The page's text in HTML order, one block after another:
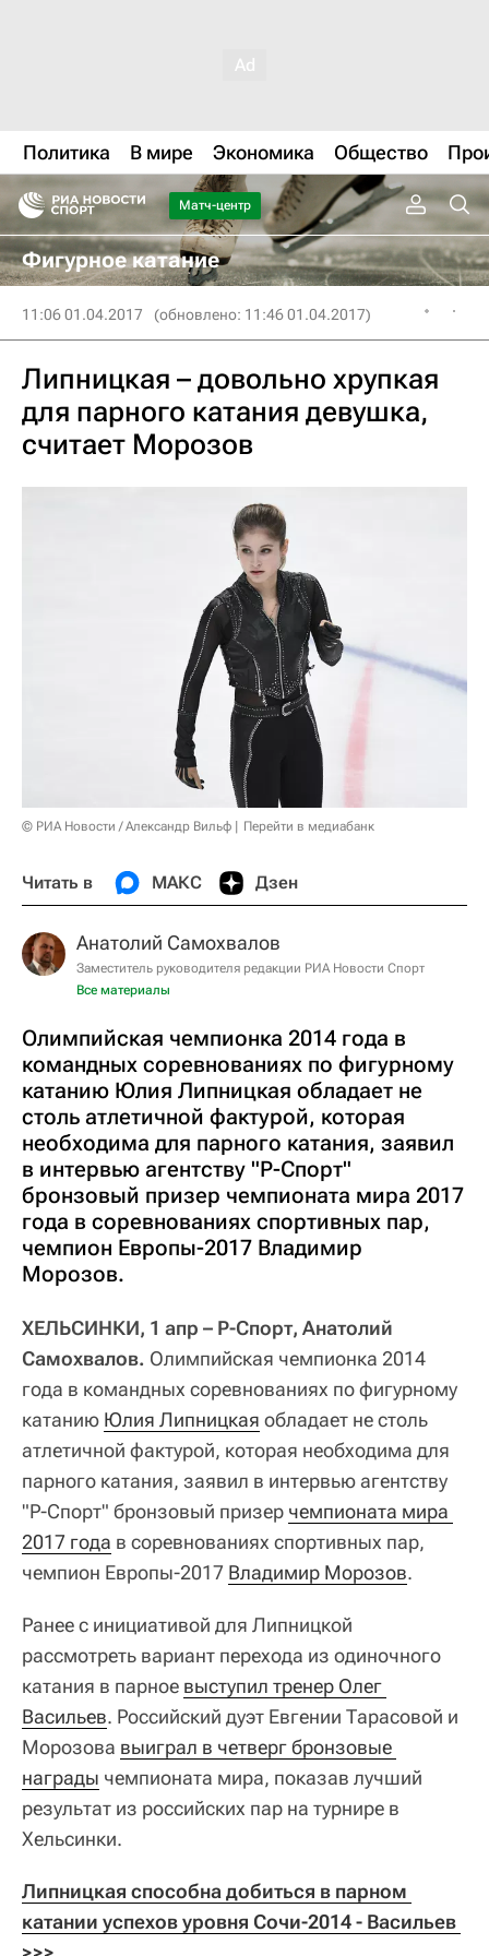
Политика В мире Экономика Общество
Матч-центр
Фигурное катание
11:06 01.04.2017 (обновлено: 11:46 01.04.2017)
Липницкая – довольно хрупкая
для парного катания девушка,
считает Морозов
© РИА Новости / Александр Вильф Перейти в медиабанк
Читать в МАКС Дзен
Анатолий Самохвалов
Заместитель руководителя редакции РИА Новости Спорт
Все материалы
Олимпийская чемпионка 2014 года в
командных соревнованиях по фигурному
катанию Юлия Липницкая обладает не
столь атлетичной фактурой, которая
необходима для парного катания, заявил
в интервью агентству "Р-Спорт"
бронзовый призер чемпионата мира 2017
года в соревнованиях спортивных пар,
чемпион Европы-2017 Владимир
Морозов.
ХЕЛЬСИНКИ, 1 апр – Р-Спорт, Анатолий
Самохвалов. Олимпийская чемпионка 2014
года в командных соревнованиях по фигурному
катанию Юлия Липницкая обладает не столь
атлетичной фактурой, которая необходима для
парного катания, заявил в интервью агентству
"Р-Спорт" бронзовый призер чемпионата мира
2017 года в соревнованиях спортивных пар,
чемпион Европы-2017 Владимир Морозов.
Ранее с инициативой для Липницкой
рассмотреть вариант перехода из одиночного
катания в парное выступил тренер Олег
Васильев. Российский дуэт Евгении Тарасовой и
Морозова выиграл в четверг бронзовые
награды чемпионата мира, показав лучший
результат из российских пар на турнире в
Хельсинки.
Липницкая способна добиться в парном
катании успехов уровня Сочи-2014 - Васильев